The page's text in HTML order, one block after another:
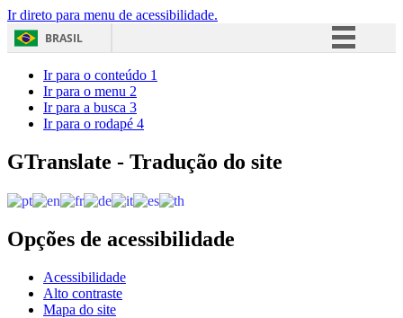
Ir direto para menu de acessibilidade.
BRASIL
Acesso à informação
Ir para o conteúdo 1
Ir para o menu 2
Ir para a busca 3
Ir para o rodapé 4
GTranslate - Tradução do site
Opções de acessibilidade
Acessibilidade
Alto contraste
Mapa do site